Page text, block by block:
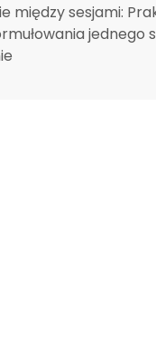
między sesjami:
jednego